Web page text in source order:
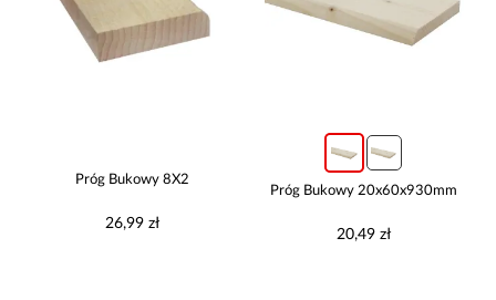
Próg Bukowy 8X2
26,99 zł
Próg Bukowy 20x60x930mm
20,49 zł